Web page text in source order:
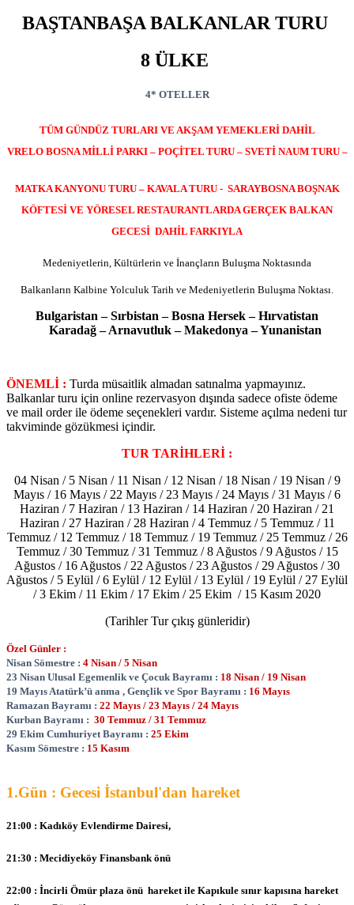
BAŞTANBAŞA BALKANLAR TURU
8 ÜLKE
4* OTELLER
TÜM GÜNDÜZ TURLARI VE AKŞAM YEMEKLERİ DAHİL
VRELO BOSNA MİLLİ PARKI – POÇİTEL TURU – SVETİ NAUM TURU –
MATKA KANYONU TURU – KAVALA TURU - SARAYBOSNA BOŞNAK
KÖFTESİ VE YÖRESEL RESTAURANTLARDA GERÇEK BALKAN
GECESİ DAHİL FARKIYLA
Medeniyetlerin, Kültürlerin ve İnançların Buluşma Noktasında
Balkanların Kalbine Yolculuk Tarih ve Medeniyetlerin Buluşma Noktası.
Bulgaristan – Sırbistan – Bosna Hersek – Hırvatistan
Karadağ – Arnavutluk – Makedonya – Yunanistan
ÖNEMLİ : Turda müsaitlik almadan satınalma yapmayınız.
Balkanlar turu için online rezervasyon dışında sadece ofiste ödeme
ve mail order ile ödeme seçenekleri vardır. Sisteme açılma nedeni tur
takviminde gözükmesi içindir.
TUR TARİHLERİ :
04 Nisan / 5 Nisan / 11 Nisan / 12 Nisan / 18 Nisan / 19 Nisan / 9
Mayıs / 16 Mayıs / 22 Mayıs / 23 Mayıs / 24 Mayıs / 31 Mayıs / 6
Haziran / 7 Haziran / 13 Haziran / 14 Haziran / 20 Haziran / 21
Haziran / 27 Haziran / 28 Haziran / 4 Temmuz / 5 Temmuz / 11
Temmuz / 12 Temmuz / 18 Temmuz / 19 Temmuz / 25 Temmuz / 26
Temmuz / 30 Temmuz / 31 Temmuz / 8 Ağustos / 9 Ağustos / 15
Ağustos / 16 Ağustos / 22 Ağustos / 23 Ağustos / 29 Ağustos / 30
Ağustos / 5 Eylül / 6 Eylül / 12 Eylül / 13 Eylül / 19 Eylül / 27 Eylül
/ 3 Ekim / 11 Ekim / 17 Ekim / 25 Ekim / 15 Kasım 2020
(Tarihler Tur çıkış günleridir)
Özel Günler :
Nisan Sömestre : 4 Nisan / 5 Nisan
23 Nisan Ulusal Egemenlik ve Çocuk Bayramı : 18 Nisan / 19 Nisan
19 Mayıs Atatürk’ü anma , Gençlik ve Spor Bayramı : 16 Mayıs
Ramazan Bayramı : 22 Mayıs / 23 Mayıs / 24 Mayıs
Kurban Bayramı : 30 Temmuz / 31 Temmuz
29 Ekim Cumhuriyet Bayramı : 25 Ekim
Kasım Sömestre : 15 Kasım
1.Gün : Gecesi İstanbul'dan hareket
21:00 : Kadıköy Evlendirme Dairesi,
21:30 : Mecidiyeköy Finansbank önü
22:00 : İncirli Ömür plaza önü hareket ile Kapıkule sınır kapısına hareket